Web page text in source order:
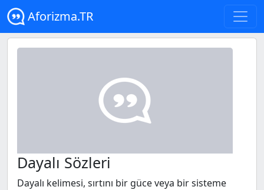
Aforizma.TR
Dayalı Sözleri
Dayalı kelimesi, sırtını bir güce veya bir sisteme